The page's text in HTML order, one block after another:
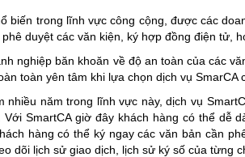
trong lĩnh vực công cộng, được các
duyệt các văn kiện, ký hợp đồng điện tử,
nghiệp băn khoăn về độ an toàn của các
toàn yên tâm khi lựa chọn dịch vụ SmarCA
năm trong lĩnh vực này, dịch vụ
SmartCA giờ đây khách hàng có thể dễ
hàng có thể ký ngay các văn bản cần
dõi lịch sử giao dịch, lịch sử ký số của từng